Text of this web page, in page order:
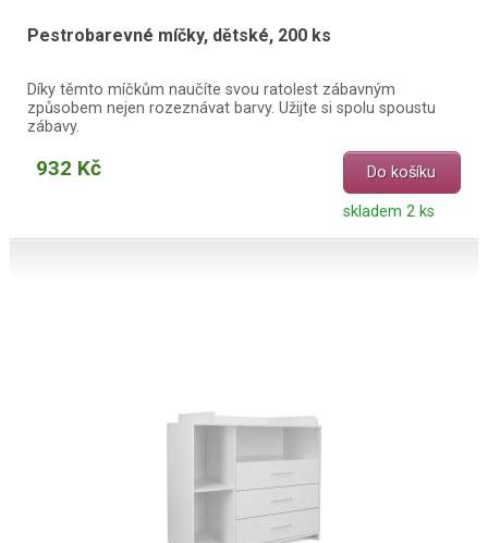
Pestrobarevné míčky, dětské, 200 ks
Díky těmto míčkům naučíte svou ratolest zábavným
způsobem nejen rozeznávat barvy. Užijte si spolu spoustu
zábavy.
932 Kč Do košíku
skladem 2 ks